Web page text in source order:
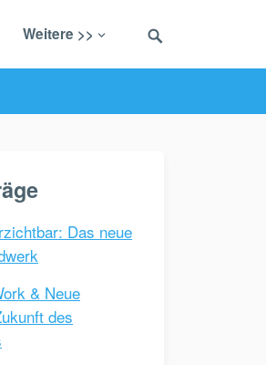
Weitere >>
Das neue
& Neue
des